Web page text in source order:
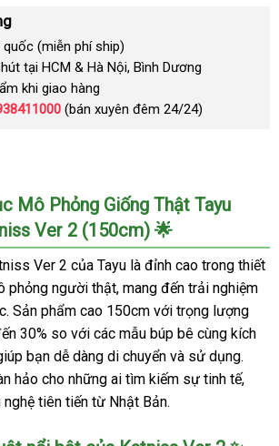
(miễn phí ship)
tại HCM & Hà Nội, Bình Dương
khi giao hàng
(bán xuyên đêm 24/24)
Mô Phỏng Giống Thật Tayu
Ver 2 (150cm) 🌟
Ver 2 của Tayu là đỉnh cao trong thiết
phỏng người thật, mang đến trải nghiệm
Sản phẩm cao 150cm với trọng lượng
30% so với các mẫu búp bê cùng kích
bạn dễ dàng di chuyển và sử dụng.
hảo cho những ai tìm kiếm sự tinh tế,
tiên tiến từ Nhật Bản.